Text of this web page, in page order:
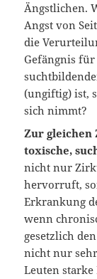
Ängstlichen.
Angst von
die
Gefängnis
(ungiftig) ist,
sich nimmt?
Zur gleichen
toxische,
nicht nur
hervorruft,
Erkrankung
wenn
gesetzlich
nicht nur
Leuten